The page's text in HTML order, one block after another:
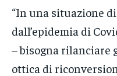
“In una situazione
dall’epidemia di
– bisogna rilanciare
ottica di